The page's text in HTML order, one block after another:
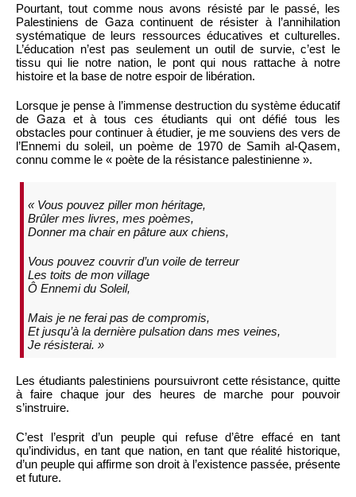
Pourtant, tout comme nous avons résisté par le passé, les
Palestiniens de Gaza continuent de résister à l’annihilation
systématique de leurs ressources éducatives et culturelles.
L’éducation n’est pas seulement un outil de survie, c’est le
tissu qui lie notre nation, le pont qui nous rattache à notre
histoire et la base de notre espoir de libération.
Lorsque je pense à l’immense destruction du système éducatif
de Gaza et à tous ces étudiants qui ont défié tous les
obstacles pour continuer à étudier, je me souviens des vers de
l’Ennemi du soleil, un poème de 1970 de Samih al-Qasem,
connu comme le « poète de la résistance palestinienne ».
« Vous pouvez piller mon héritage,
Brûler mes livres, mes poèmes,
Donner ma chair en pâture aux chiens,
Vous pouvez couvrir d’un voile de terreur
Les toits de mon village
Ô Ennemi du Soleil,
Mais je ne ferai pas de compromis,
Et jusqu’à la dernière pulsation dans mes veines,
Je résisterai. »
Les étudiants palestiniens poursuivront cette résistance, quitte
à faire chaque jour des heures de marche pour pouvoir
s’instruire.
C’est l’esprit d’un peuple qui refuse d’être effacé en tant
qu’individus, en tant que nation, en tant que réalité historique,
d’un peuple qui affirme son droit à l’existence passée, présente
et future.